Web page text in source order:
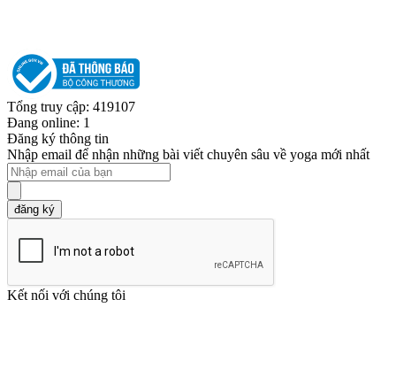
Tổng truy cập: 419107
Đang online: 1
Đăng ký thông tin
Nhập email để nhận những bài viết chuyên sâu về yoga mới nhất
đăng ký
Kết nối với chúng tôi